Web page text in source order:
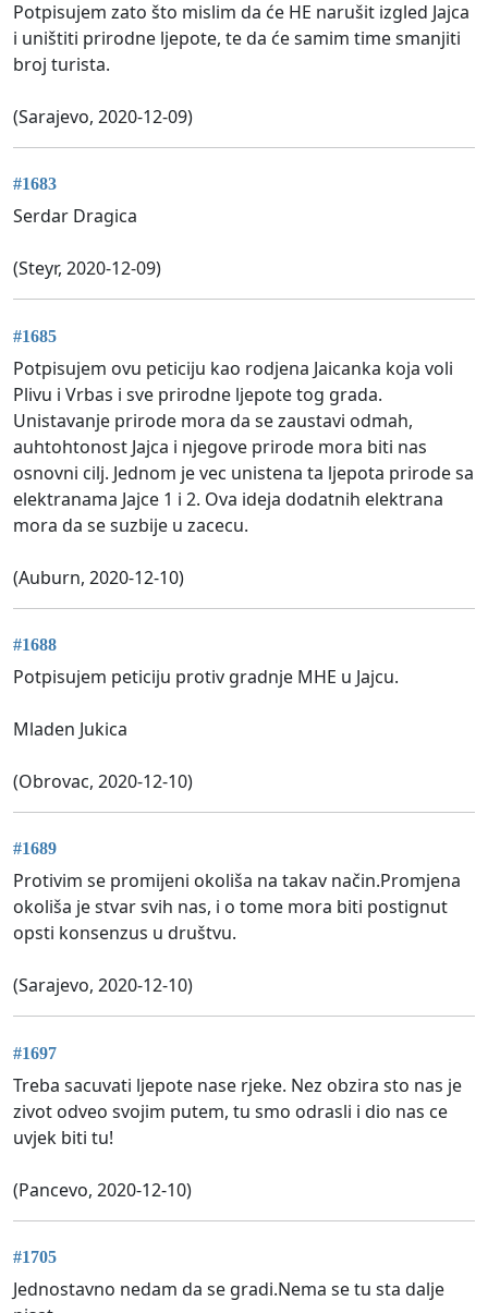
Potpisujem zato što mislim da će HE narušit izgled Jajca
i uništiti prirodne ljepote, te da će samim time smanjiti
broj turista.
(Sarajevo, 2020-12-09)
#1683
Serdar Dragica
(Steyr, 2020-12-09)
#1685
Potpisujem ovu peticiju kao rodjena Jaicanka koja voli
Plivu i Vrbas i sve prirodne ljepote tog grada.
Unistavanje prirode mora da se zaustavi odmah,
auhtohtonost Jajca i njegove prirode mora biti nas
osnovni cilj. Jednom je vec unistena ta ljepota prirode sa
elektranama Jajce 1 i 2. Ova ideja dodatnih elektrana
mora da se suzbije u zacecu.
(Auburn, 2020-12-10)
#1688
Potpisujem peticiju protiv gradnje MHE u Jajcu.
Mladen Jukica
(Obrovac, 2020-12-10)
#1689
Protivim se promijeni okoliša na takav način.Promjena
okoliša je stvar svih nas, i o tome mora biti postignut
opsti konsenzus u društvu.
(Sarajevo, 2020-12-10)
#1697
Treba sacuvati ljepote nase rjeke. Nez obzira sto nas je
zivot odveo svojim putem, tu smo odrasli i dio nas ce
uvjek biti tu!
(Pancevo, 2020-12-10)
#1705
Jednostavno nedam da se gradi.Nema se tu sta dalje